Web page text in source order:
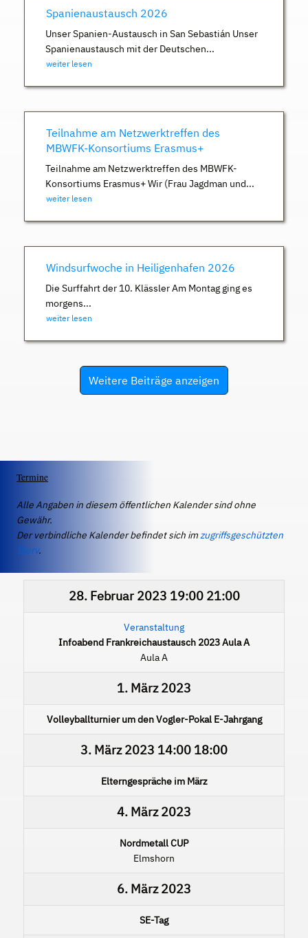
Spanienaustausch 2026
Unser Spanien-Austausch in San Sebastián Unser
Spanienaustausch mit der Deutschen...
weiter lesen
Teilnahme am Netzwerktreffen des
MBWFK-Konsortiums Erasmus+
Teilnahme am Netzwerktreffen des MBWFK-
Konsortiums Erasmus+ Wir (Frau Jagdman und...
weiter lesen
Windsurfwoche in Heiligenhafen 2026
Die Surffahrt der 10. Klässler Am Montag ging es
morgens...
weiter lesen
Weitere Beiträge anzeigen
Termine
Alle Angaben in diesem öffentlichen Kalender sind ohne
Gewähr.
Der verbindliche Kalender befindet sich imzugriffsgeschützten
IServ.
28. Februar 2023 19:00 21:00
Veranstaltung
Infoabend Frankreichaustausch 2023 Aula A
Aula A
1. März 2023
Volleyballturnier um den Vogler-Pokal E-Jahrgang
3. März 2023 14:00 18:00
Elterngespräche im März
4. März 2023
Nordmetall CUP
Elmshorn
6. März 2023
SE-Tag